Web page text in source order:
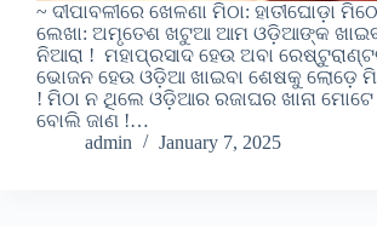
~ ଦୀପାବଳୀରେ ଖେଳଣା ମିଠା: ହାତୀଘୋଡ଼ା
ଲେଖା: ଅମୃତେଶ ଖଟୁଆ ଆମ ଓଡ଼ିଆଙ୍କ
ନିଆରା ! ମହାପ୍ରସାଦ ହେଉ ଅବା
ଭୋଜନ ହେଉ ଓଡ଼ିଆ ଖାଇବା ଶେଷକୁ ଲୋଡ଼େ
! ମିଠା ନ ଥିଲେ ଓଡ଼ିଆର ରଜାଘର ଖାନା
ବୋଲି ଜାଣ !…
admin
January 7, 2025